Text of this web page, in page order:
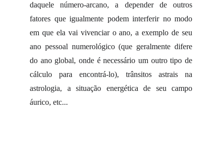
daquele número-arcano, a depender de outros
fatores que igualmente podem interferir no modo
em que ela vai vivenciar o ano, a exemplo de seu
ano pessoal numerológico (que geralmente difere
do ano global, onde é necessário um outro tipo de
cálculo para encontrá-lo), trânsitos astrais na
astrologia, a situação energética de seu campo
áurico, etc...